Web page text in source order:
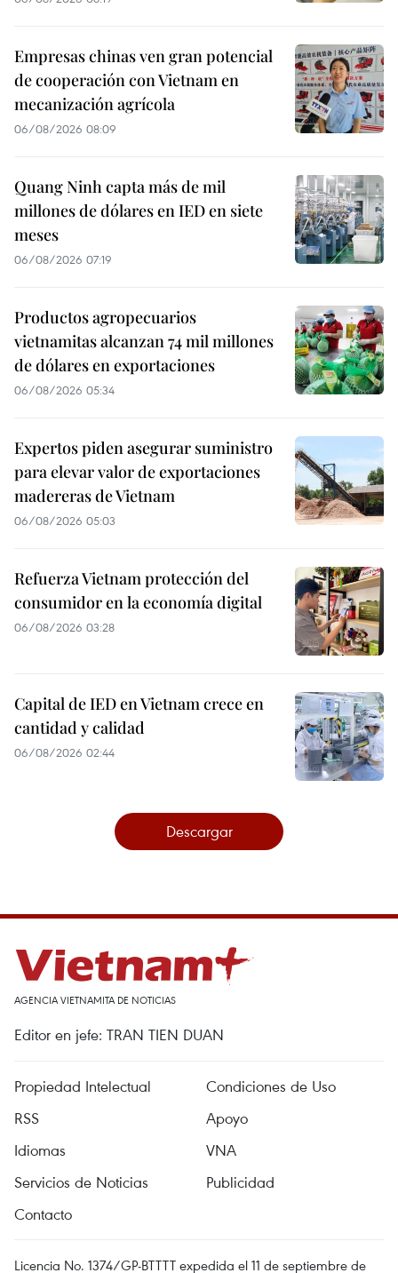
Empresas chinas ven gran potencial
de cooperación con Vietnam en
mecanización agrícola
06/08/2026 08:09
Quang Ninh capta más de mil
millones de dólares en IED en siete
meses
06/08/2026 07:19
Productos agropecuarios
vietnamitas alcanzan 74 mil millones
de dólares en exportaciones
06/08/2026 05:34
Expertos piden asegurar suministro
para elevar valor de exportaciones
madereras de Vietnam
06/08/2026 05:03
Refuerza Vietnam protección del
consumidor en la economía digital
06/08/2026 03:28
Capital de IED en Vietnam crece en
cantidad y calidad
06/08/2026 02:44
Descargar
AGENCIA VIETNAMITA DE NOTICIAS
Editor en jefe: TRAN TIEN DUAN
Propiedad Intelectual
Condiciones de Uso
RSS
Apoyo
Idiomas
VNA
Servicios de Noticias
Publicidad
Contacto
Licencia No. 1374/GP-BTTTT expedida el 11 de septiembre de